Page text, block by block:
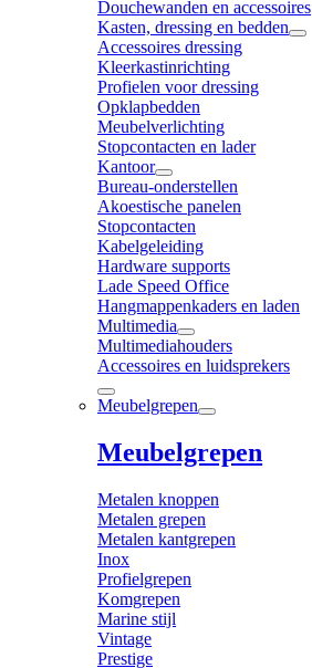
Douchewanden en accessoires
Kasten, dressing en bedden
Accessoires dressing
Kleerkastinrichting
Profielen voor dressing
Opklapbedden
Meubelverlichting
Stopcontacten en lader
Kantoor
Bureau-onderstellen
Akoestische panelen
Stopcontacten
Kabelgeleiding
Hardware supports
Lade Speed Office
Hangmappenkaders en laden
Multimedia
Multimediahouders
Accessoires en luidsprekers
Meubelgrepen
Meubelgrepen
Metalen knoppen
Metalen grepen
Metalen kantgrepen
Inox
Profielgrepen
Komgrepen
Marine stijl
Vintage
Prestige